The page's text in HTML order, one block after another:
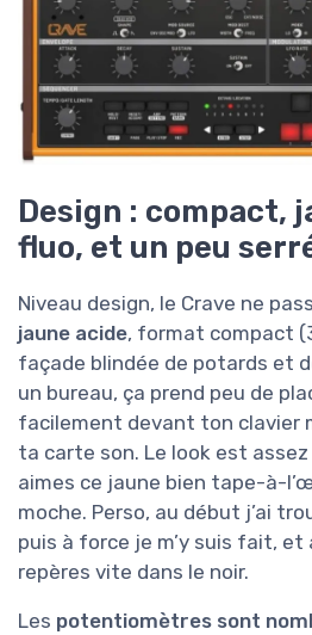
Design : compact,
fluo, et un peu
Niveau design, le Crave ne
jaune acide, format compact
façade blindée de potards et
un bureau, ça prend peu de
facilement devant ton clavier
ta carte son. Le look est
aimes ce jaune bien tape-à-
moche. Perso, au début j’ai
puis à force je m’y suis fait, et
repères vite dans le noir.
Les potentiomètres sont